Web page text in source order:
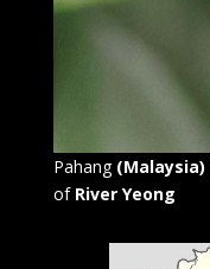
Pahang (Malaysia)
of River Yeong